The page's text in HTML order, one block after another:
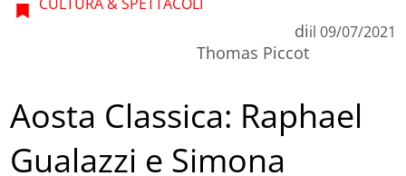
di
Thomas Piccot
il 09/07/2021
Aosta Classica: Raphael
Gualazzi e Simona